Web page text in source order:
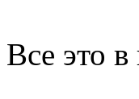
Все это